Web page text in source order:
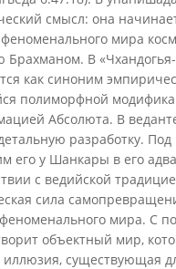
смысл: она
мира
Брахманом. В
как синоним
полиморфной
Абсолюта. В
разработку.
его у Шанкары в его
с ведийской
сила
мира. С
объектный мир,
существующая